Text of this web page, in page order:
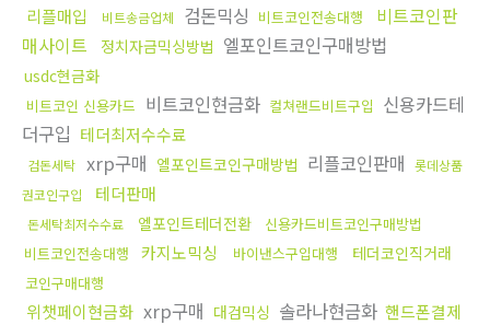
리플매입 비트송금업체 검돈믹싱 비트코인전송대행
비트코인판
매사이트
정치자금믹싱방법 엘포인트코인구매방법
usdc현금화
비트코인 신용카드 비트코인현금화 컬쳐랜드비트구입 신용카드테
더구입 테더최저수수료
검돈세탁 xrp구매 엘포인트코인구매방법 리플코인판매 롯데상품
권코인구입
테더판매
돈세탁최저수수료 엘포인트테더전환
신용카드비트코인구매방법
비트코인전송대행
카지노믹싱 바이낸스구입대행 테더코인직거래
코인구매대행
위챗페이현금화 xrp구매 대검믹싱 솔라나현금화 핸드폰결제